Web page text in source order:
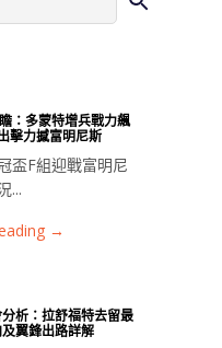
：多蒙特增兵戰力飆
擊力撼富明尼斯
盃F組迎戰富明尼
...
→
析：拉舒福特去留最
翼鋒出路詳解